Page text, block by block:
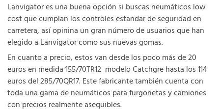
Lanvigator es una buena opción si buscas neumáticos low
cost que cumplan los controles estandar de seguridad en
carretera, así opinina un gran número de usuarios que han
elegido a Lanvigator como sus nuevas gomas.
En cuanto a precio, estos van desde los poco más de 20
euros en medida 155/70TR12 modelo Catchgre hasta los 114
euros del 285/70QR17. Este fabricante también cuenta con
toda una gama de neumáticos para furgonetas y camiones
con precios realmente asequibles.